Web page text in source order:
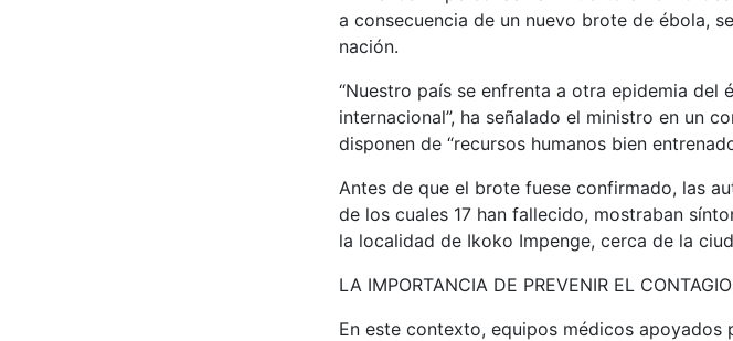
a consecuencia de un nuevo brote de ébola,
nación.
“Nuestro país se enfrenta a otra epidemia del
internacional”, ha señalado el ministro en un
disponen de “recursos humanos bien
Antes de que el brote fuese confirmado, las
de los cuales 17 han fallecido, mostraban
la localidad de Ikoko Impenge, cerca de la
LA IMPORTANCIA DE PREVENIR EL CONTAGIO
En este contexto, equipos médicos apoyados